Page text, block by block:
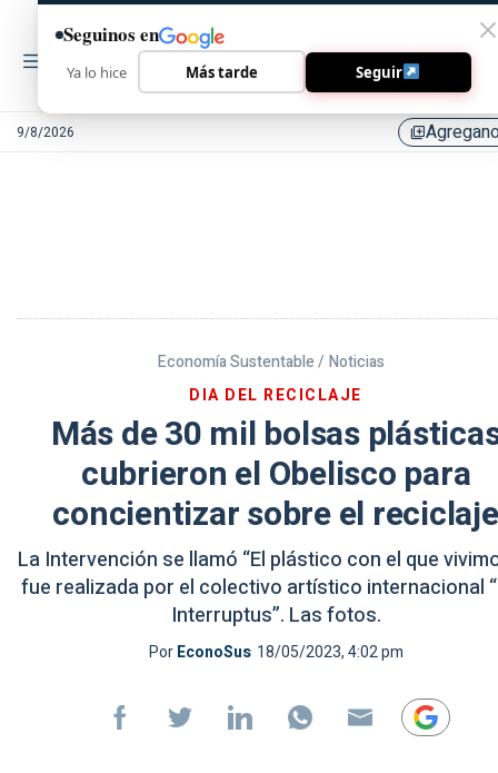
9/8/2026 library_add
Economía Sustentable / Noticias
DIA DEL RECICLAJE
Más de 30 mil bolsas
cubrieron el Obelisco para
concientizar sobre el reciclaje
La Intervención se llamó “El plástico con el que
fue realizada por el colectivo artístico internacional
Interruptus”. Las fotos.
PorEconoSus 18/05/2023, 4:02 pm
Seguinos en
Ya lo hice Más tarde Seguir